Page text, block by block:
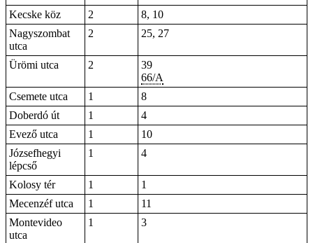
Kecske köz
2 8, 10
Nagyszombat
utca
2 25, 27
Ürömi utca 2
39
66/A
Csemete utca
1
8
Doberdó út
1
4
Evező utca
1
10
Józsefhegyi
lépcső
1 4
Kolosy tér 1
1
Mecenzéf utca
1
11
Montevideo
utca
1 3